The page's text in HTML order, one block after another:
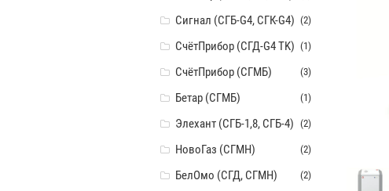
Сигнал (СГБ-G4, СГК-G4) (2)
СчётПрибор (СГД-G4 TK) (1)
СчётПрибор (СГМБ) (3)
Бетар (СГМБ) (1)
Элехант (СГБ-1,8, СГБ-4) (2)
НовоГаз (СГМН) (2)
БелОмо (СГД, СГМН) (2)